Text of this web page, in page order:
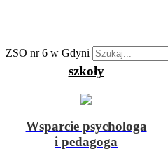
ZSO nr 6 w Gdyni
szkoły
Wsparcie psychologa
i pedagoga